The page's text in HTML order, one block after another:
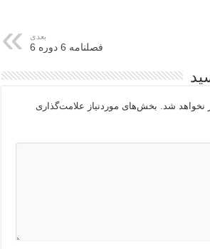
بعدی
فصلنامه 6 دوره 6
نخواهد شد.
بخش‌های موردنیاز علامت‌گذاری